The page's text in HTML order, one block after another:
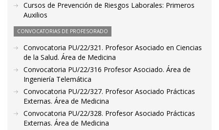
Cursos de Prevención de Riesgos Laborales: Primeros
Auxilios
CONVOCATORIAS DE PROFESORADO
Convocatoria PU/22/321. Profesor Asociado en Ciencias
de la Salud. Área de Medicina
Convocatoria PU/22/316 Profesor Asociado. Área de
Ingeniería Telemática
Convocatoria PU/22/327. Profesor Asociado Prácticas
Externas. Área de Medicina
Convocatoria PU/22/328. Profesor Asociado Prácticas
Externas. Área de Medicina